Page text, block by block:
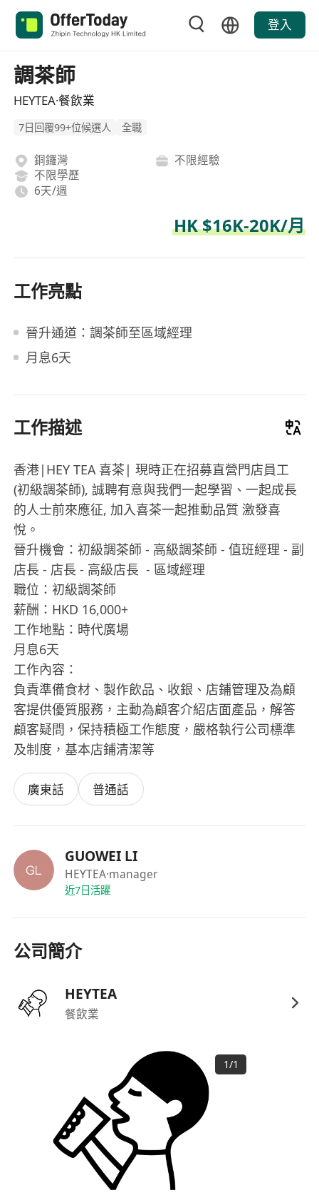
登入
調茶師
HEYTEA·餐飲業
7日回覆99+位候選人 全職
銅鑼灣
不限經驗
不限學歷
6天/週
HK $16K-20K/月
工作亮點
晉升通道：調茶師至區域經理
月息6天
工作描述
香港|HEY TEA 喜茶| 現時正在招募直營門店員工
(初級調茶師), 誠聘有意與我們一起學習、一起成長
的人士前來應征, 加入喜茶一起推動品質 激發喜
悅。
晉升機會：初級調茶師 - 高級調茶師 - 值班經理 - 副
店長 - 店長 - 高級店長 - 區域經理
職位：初級調茶師
薪酬：HKD 16,000+
工作地點：時代廣場
月息6天
工作內容：
負責準備食材、製作飲品、收銀、店鋪管理及為顧
客提供優質服務，主動為顧客介紹店面產品，解答
顧客疑問，保持積極工作態度，嚴格執行公司標準
及制度，基本店鋪清潔等
廣東話 普通話
GUOWEI LI
HEYTEA·manager
近7日活躍
公司簡介
HEYTEA
餐飲業
1/1